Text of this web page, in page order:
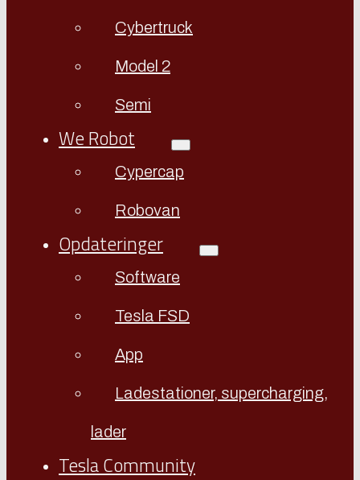
Cybertruck
Model 2
Semi
We Robot
Cypercap
Robovan
Opdateringer
Software
Tesla FSD
App
Ladestationer, supercharging,
lader
Tesla Community